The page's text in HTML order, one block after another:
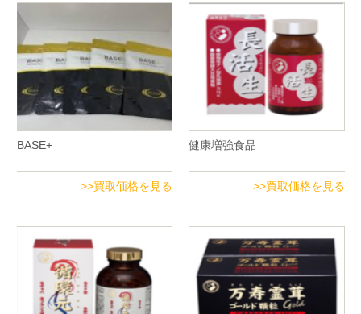
BASE+
>>買取価格を見る
健康増強食品
>>買取価格を見る